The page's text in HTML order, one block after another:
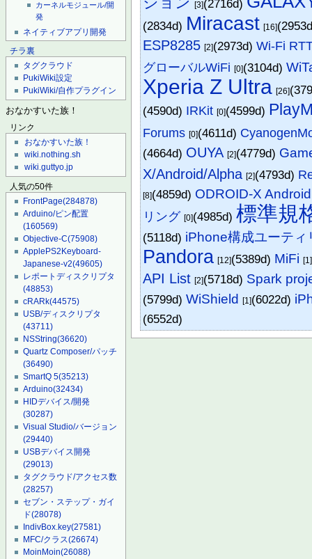
カーネルモジュール/開
発
ネイティブアプリ開発
チラ裏
タグクラウド
PukiWiki設定
PukiWiki/自作プラグイン
おなかすいた族！
リンク
おなかすいた族！
wiki.nothing.sh
wiki.guttyo.jp
人気の50件
FrontPage(284878)
Arduino/ピン配置
(160569)
Objective-C(75908)
ApplePS2Keyboard-
Japanese-v2(49605)
レポートディスクリプタ
(48853)
cRARk(44575)
USB/ディスクリプタ
(43711)
NSString(36620)
Quartz Composer/パッチ
(36490)
SmartQ 5(35213)
Arduino(32434)
HIDデバイス/開発
(30287)
Visual Studio/バージョン
(29440)
USBデバイス開発
(29013)
タグクラウド/アクセス数
(28257)
セブン・ステップ・ガイ
ド(28078)
IndivBox.key(27581)
MFC/クラス(26674)
MoinMoin(26088)
[3](2716d)
(2834d) Miracast [16]
ESP8285 [2](2973d)Wi-Fi
グローバルWiFi [0](3104d)
Xperia Z Ultra [26]
(4590d) IRKit [0](4599d)
Forums [0](4611d)
(4664d) OUYA [2](4779d)
X/Android/Alpha [2](4793d)
[8](4859d) ODROID-X
リング [0](4985d)標準規
(5118d) iPhone構成ユーティ
Pandora [12](5389d) MiFi [1]
API List [2](5718d) Spark
(5799d)WiShield [1](6022d)
(6552d)